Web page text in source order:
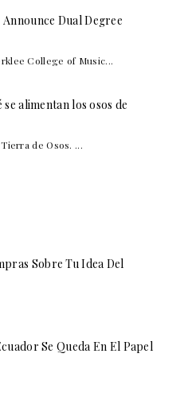
Dual Degree
College of Music...
alimentan los osos de
de Osos. ...
Sobre Tu Idea Del
Se Queda En El Papel